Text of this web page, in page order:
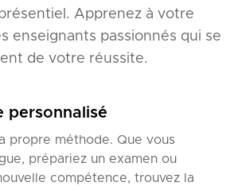
Apprenez à votre
enseignants passionnés qui se
de votre réussite.
personnalisé
propre méthode. Que vous
prépariez un examen ou
compétence, trouvez la